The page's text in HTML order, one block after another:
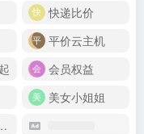
快递比价
平价云主机
会员权益
美女小姐姐
网站